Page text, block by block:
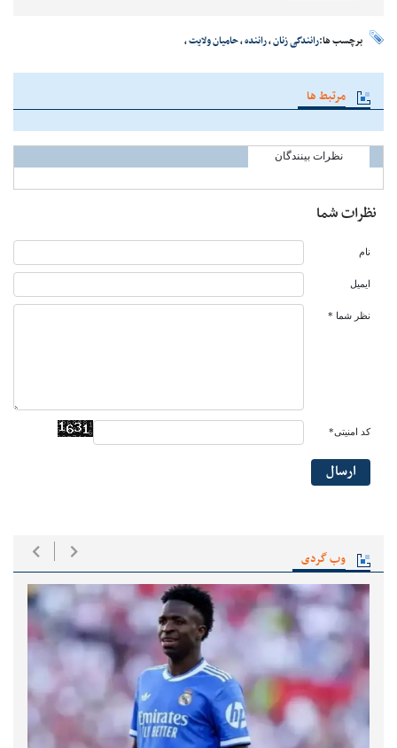
وب گردی
برچسب ها:رانندگی زنان،راننده،حامیان ولایت،
مرتبط ها
نظرات بینندگان
نظرات شما
نام
ایمیل
نظر شما *
کد امنیتی*
ارسال